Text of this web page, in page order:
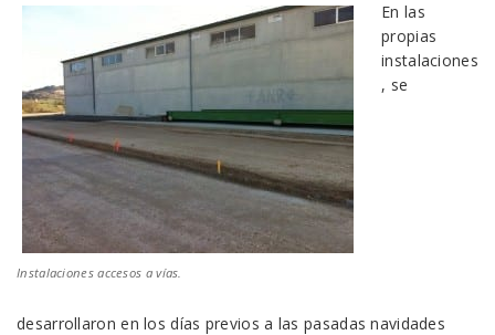
Instalaciones accesos a vías.
En las
propias
instalaciones
, se
desarrollaron en los días previos a las pasadas navidades